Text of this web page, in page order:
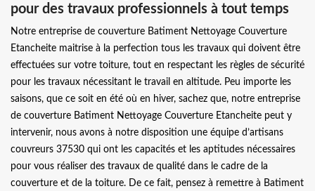
pour des travaux professionnels à tout temps
Notre entreprise de couverture Batiment Nettoyage Couverture
Etancheite maitrise à la perfection tous les travaux qui doivent être
effectuées sur votre toiture, tout en respectant les règles de sécurité
pour les travaux nécessitant le travail en altitude. Peu importe les
saisons, que ce soit en été où en hiver, sachez que, notre entreprise
de couverture Batiment Nettoyage Couverture Etancheite peut y
intervenir, nous avons à notre disposition une équipe d’artisans
couvreurs 37530 qui ont les capacités et les aptitudes nécessaires
pour vous réaliser des travaux de qualité dans le cadre de la
couverture et de la toiture. De ce fait, pensez à remettre à Batiment